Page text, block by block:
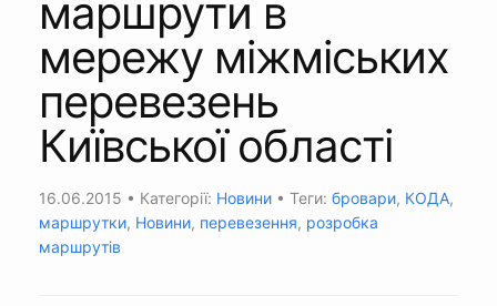
маршрути в
мережу міжміських
перевезень
Київської області
16.06.2015 • Категорії: Новини • Теги: бровари, КОДА,
маршрутки, Новини, перевезення, розробка
маршрутів